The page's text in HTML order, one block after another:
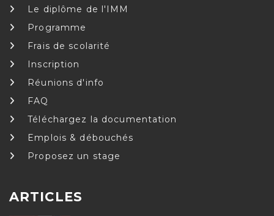
Le diplôme de l'IMM
Programme
Frais de scolarité
Inscription
Réunions d'info
FAQ
Téléchargez la documentation
Emplois & débouchés
Proposez un stage
ARTICLES